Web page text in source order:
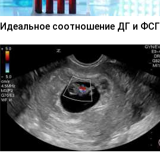
Идеальное соотношение ДГ и ФСГ